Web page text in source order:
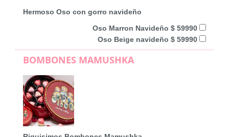
Hermoso Oso con gorro navideño
Oso Marron Navideño $ 59990
Oso Beige navideño $ 59990
BOMBONES MAMUSHKA